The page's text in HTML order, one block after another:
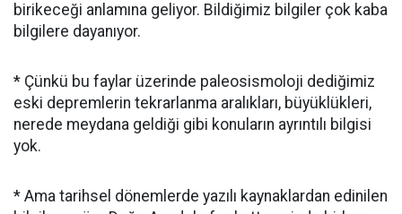
birikeceği anlamına geliyor. Bildiğimiz bilgiler çok kaba
bilgilere dayanıyor.
* Çünkü bu faylar üzerinde paleosismoloji dediğimiz
eski depremlerin tekrarlanma aralıkları, büyüklükleri,
nerede meydana geldiği gibi konuların ayrıntılı bilgisi
yok.
* Ama tarihsel dönemlerde yazılı kaynaklardan edinilen